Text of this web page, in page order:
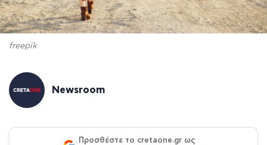
freepik
Newsroom
Προσθέστε το cretaone.gr ως